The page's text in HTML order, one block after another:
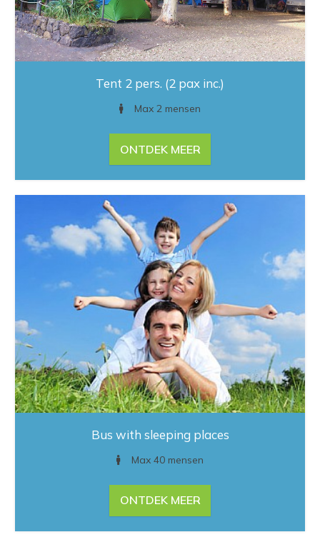
Tent 2 pers. (2 pax inc.)
Max 2 mensen
ONTDEK MEER
Bus with sleeping places
Max 40 mensen
ONTDEK MEER